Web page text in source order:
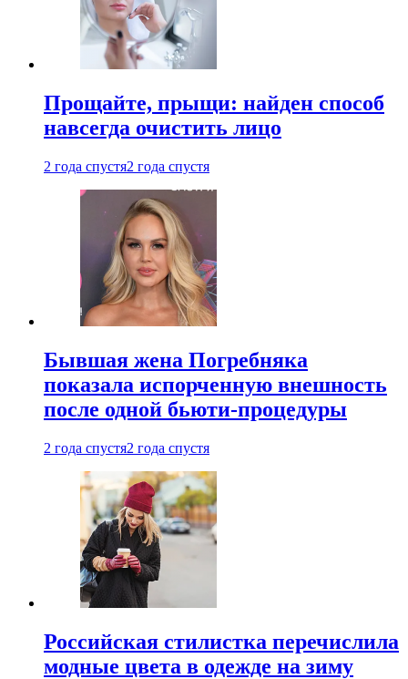
Прощайте, прыщи: найден способ
навсегда очистить лицо
2 года спустя2 года спустя
Бывшая жена Погребняка
показала испорченную внешность
после одной бьюти-процедуры
2 года спустя2 года спустя
Российская стилистка перечислила
модные цвета в одежде на зиму